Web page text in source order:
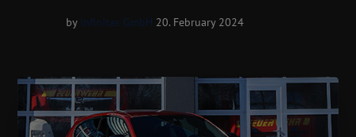
by Infinitas GmbH 20. February 2024